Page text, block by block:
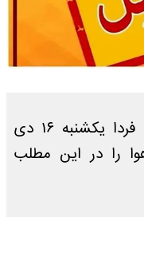
جزییات تعطیلی مدارس تهران فردا یکشنبه ۱۶ دی
هوا را در این مطلب